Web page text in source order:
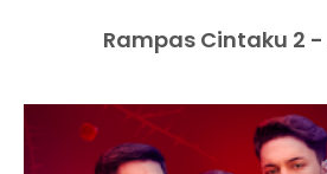
Rampas Cintaku 2 -